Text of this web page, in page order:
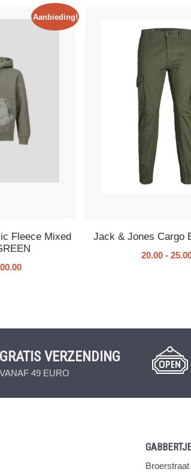
Aanbieding!
Fleece Mixed
Jack & Jones Cargo
20.00 -
GRATIS VERZENDING
VANAF 49 EURO
Broerstraat